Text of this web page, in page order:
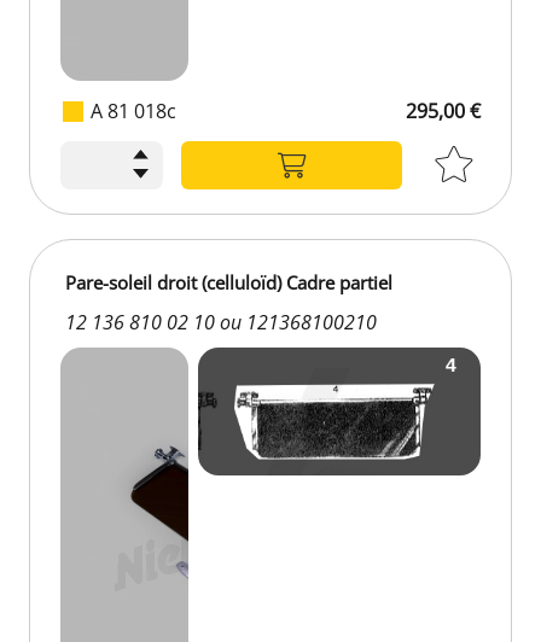
A 81 018c 295,00 €
Pare-soleil droit (celluloïd) Cadre partiel
12 136 810 02 10 ou 121368100210